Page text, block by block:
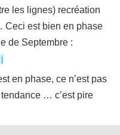
les lignes) recréation
Ceci est bien en phase
de Septembre :
en phase, ce n’est pas
tendance … c’est pire